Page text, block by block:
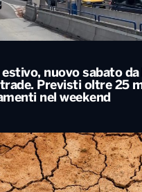
estivo, nuovo sabato
Previsti oltre 25
nel weekend